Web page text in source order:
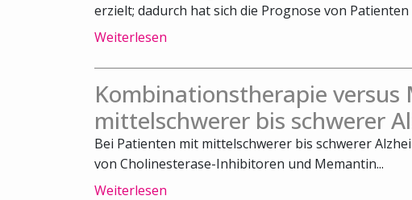
erzielt; dadurch hat sich die Prognose von Patienten
Weiterlesen
Kombinationstherapie versus
mittelschwerer bis schwerer
Bei Patienten mit mittelschwerer bis schwerer
von Cholinesterase-Inhibitoren und Memantin...
Weiterlesen